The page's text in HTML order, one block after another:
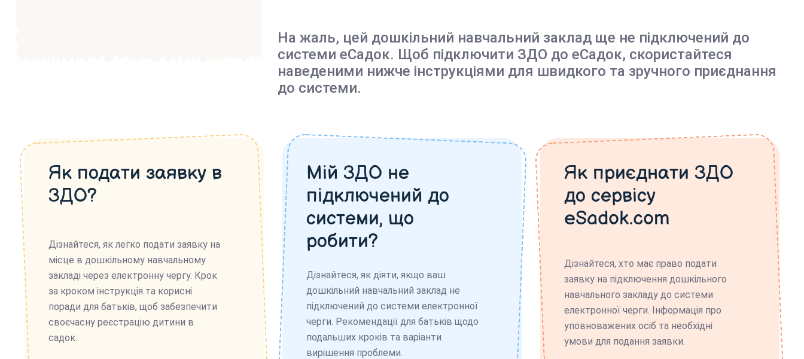
На жаль, цей дошкільний навчальний заклад ще не підключений до
системи еСадок. Щоб підключити ЗДО до еСадок, скористайтеся
наведеними нижче інструкціями для швидкого та зручного приєднання
до системи.
Як подати заявку в
ЗДО?
Дізнайтеся, як легко подати заявку на
місце в дошкільному навчальному
закладі через електронну чергу. Крок
за кроком інструкція та корисні
поради для батьків, щоб забезпечити
своєчасну реєстрацію дитини в
садок.
Мій ЗДО не
підключений до
системи, що
робити?
Дізнайтеся, як діяти, якщо ваш
дошкільний навчальний заклад не
підключений до системи електронної
черги. Рекомендації для батьків щодо
подальших кроків та варіанти
вирішення проблеми.
Як приєднати ЗДО
до сервісу
eSadok.com
Дізнайтеся, хто має право подати
заявку на підключення дошкільного
навчального закладу до системи
електронної черги. Інформація про
уповноважених осіб та необхідні
умови для подання заявки.